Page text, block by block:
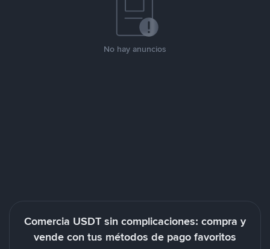
No hay anuncios
Comercia USDT sin complicaciones: compra y
vende con tus métodos de pago favoritos